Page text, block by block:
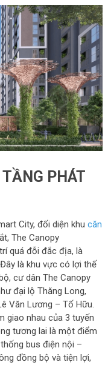
PHÁT
City, đối diện khu căn
The Canopy
quá đỗi đắc địa, là
là khu vực có lợi thế
cư dân The Canopy
đại lộ Thăng Long,
Văn Lương – Tố Hữu.
giao nhau của 3 tuyến
tương lai là một điểm
bus điện nội –
đồng bộ và tiện lợi,